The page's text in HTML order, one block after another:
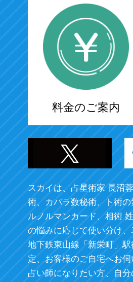
料金のご案内
スカイは、占星術家 長沼
術、カバラ数秘術、ト術
ルノルマンカード、相術
の悩みに応じて使い分け
地下鉄東山線「新栄町」
定、お客様のご自宅へお
占い師になりたい方、自